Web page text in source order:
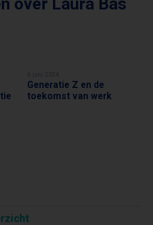
over Laura Bas
LAURA BAS
Generatie Z en de
toekomst van werk